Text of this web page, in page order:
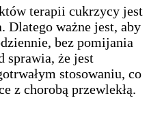
terapii cukrzycy jest
Dlatego ważne jest, aby
bez pomijania
sprawia, że jest
stosowaniu, co
z chorobą przewlekłą.